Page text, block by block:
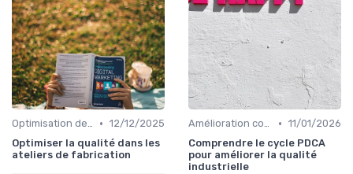
Optimisation des processus • 12/12/2025
Optimiser la qualité dans les
ateliers de fabrication
Amélioration continue • 11/01/2026
Comprendre le cycle PDCA
pour améliorer la qualité
industrielle